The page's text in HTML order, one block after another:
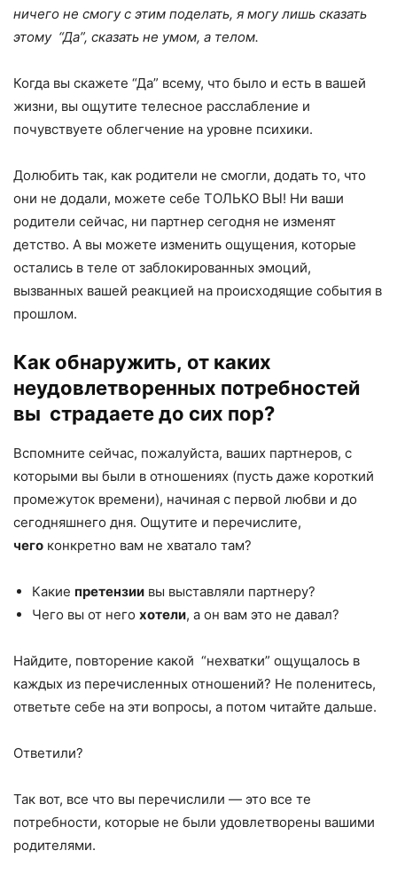
ничего не смогу с этим поделать, я могу лишь сказать
этому “Да”, сказать не умом, а телом.
Когда вы скажете “Да” всему, что было и есть в вашей
жизни, вы ощутите телесное расслабление и
почувствуете облегчение на уровне психики.
Долюбить так, как родители не смогли, додать то, что
они не додали, можете себе ТОЛЬКО ВЫ! Ни ваши
родители сейчас, ни партнер сегодня не изменят
детство. А вы можете изменить ощущения, которые
остались в теле от заблокированных эмоций,
вызванных вашей реакцией на происходящие события в
прошлом.
Как обнаружить, от каких
неудовлетворенных потребностей
вы страдаете до сих пор?
Вспомните сейчас, пожалуйста, ваших партнеров, с
которыми вы были в отношениях (пусть даже короткий
промежуток времени), начиная с первой любви и до
сегодняшнего дня. Ощутите и перечислите,
чего конкретно вам не хватало там?
Какие претензии вы выставляли партнеру?
Чего вы от него хотели, а он вам это не давал?
Найдите, повторение какой “нехватки” ощущалось в
каждых из перечисленных отношений? Не поленитесь,
ответьте себе на эти вопросы, а потом читайте дальше.
Ответили?
Так вот, все что вы перечислили — это все те
потребности, которые не были удовлетворены вашими
родителями.